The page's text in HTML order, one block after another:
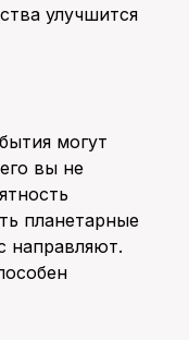
улучшится
могут
вы не
планетарные
направляют.